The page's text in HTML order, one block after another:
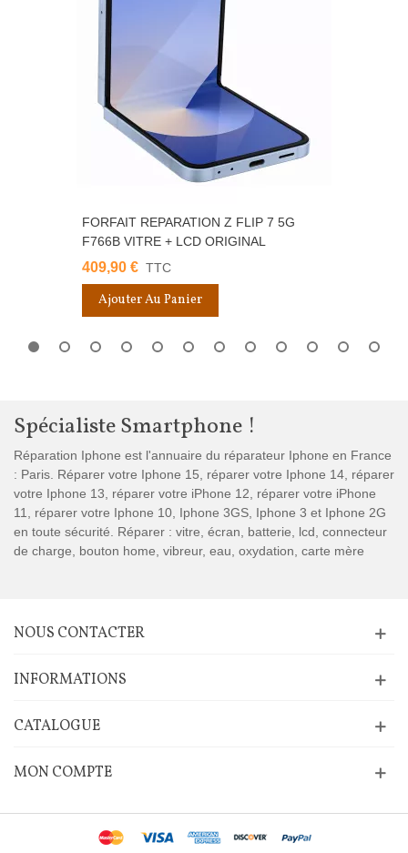
FORFAIT REPARATION Z FLIP 7 5G
F766B VITRE + LCD ORIGINAL
409,90 € TTC
Ajouter Au Panier
Spécialiste Smartphone !
Réparation Iphone est l'annuaire du réparateur Iphone en France
: Paris. Réparer votre Iphone 15, réparer votre Iphone 14, réparer
votre Iphone 13, réparer votre iPhone 12, réparer votre iPhone
11, réparer votre Iphone 10, Iphone 3GS, Iphone 3 et Iphone 2G
en toute sécurité. Réparer : vitre, écran, batterie, lcd, connecteur
de charge, bouton home, vibreur, eau, oxydation, carte mère
NOUS CONTACTER
INFORMATIONS
CATALOGUE
MON COMPTE